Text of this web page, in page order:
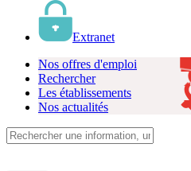
Extranet
Nos offres d'emploi
Rechercher
Les établissements
Nos actualités